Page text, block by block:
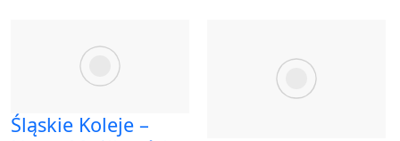
Śląskie Koleje –